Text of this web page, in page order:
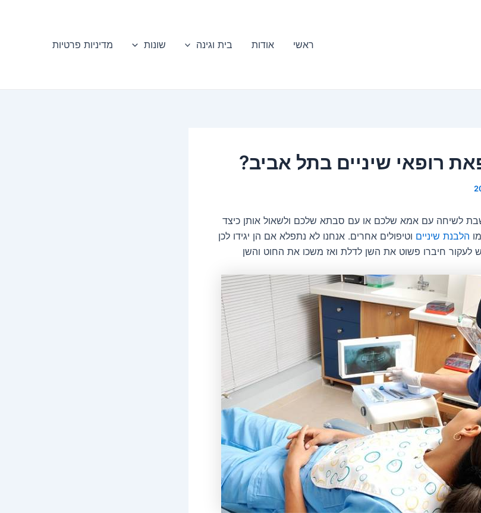
ראשי
אודות בית וגינה שונות מדיניות פרטיות
רופאי שיניים בתל אביב?
לשיחה עם אמא שלכם או עם סבתא שלכם ולשאול אותן כיצד
הלבנת שיניים וטיפולים אחרים. אנחנו לא נתפלא אם הן יגידו לכן
לעקור חיברו פשוט את השן לדלת ואז משכו את החוט והשן